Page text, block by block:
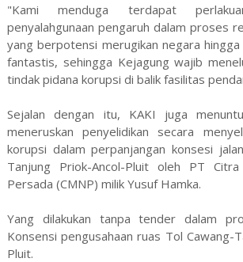
"Kami menduga terdapat
penyalahgunaan pengaruh dalam proses
yang berpotensi merugikan negara
fantastis, sehingga Kejagung wajib
tindak pidana korupsi di balik fasilitas
Sejalan dengan itu, KAKI juga
meneruskan penyelidikan secara
korupsi dalam perpanjangan konsesi
Tanjung Priok-Ancol-Pluit oleh PT
Persada (CMNP) milik Yusuf Hamka.
Yang dilakukan tanpa tender dalam
Konsensi pengusahaan ruas Tol Cawang-
Pluit.